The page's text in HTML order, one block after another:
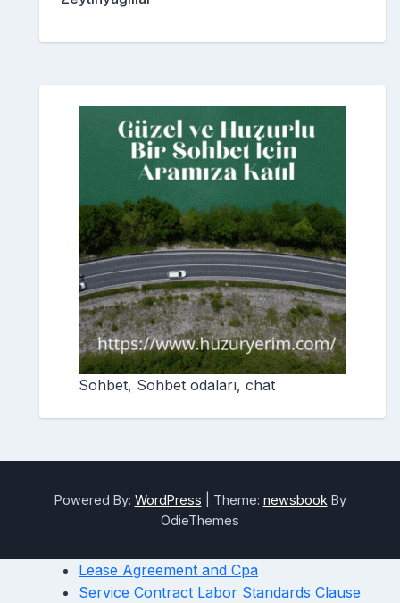
Sohbet, Sohbet odaları, chat
Powered By: WordPress Theme: newsbook By
OdieThemes
Lease Agreement and Cpa
Service Contract Labor Standards Clause